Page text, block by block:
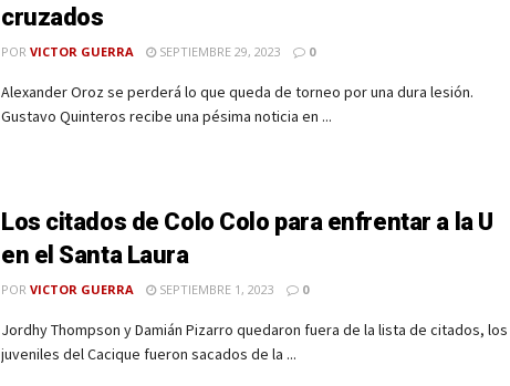
cruzados
POR VICTOR GUERRA SEPTIEMBRE 29, 2023 0
Alexander Oroz se perderá lo que queda de torneo por una dura lesión.
Gustavo Quinteros recibe una pésima noticia en ...
Los citados de Colo Colo para enfrentar a la U
en el Santa Laura
POR VICTOR GUERRA SEPTIEMBRE 1, 2023 0
Jordhy Thompson y Damián Pizarro quedaron fuera de la lista de citados, los
juveniles del Cacique fueron sacados de la ...